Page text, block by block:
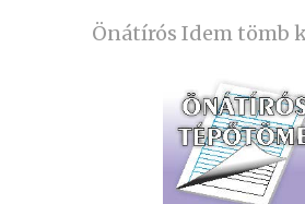
Önátírós Idem tömb